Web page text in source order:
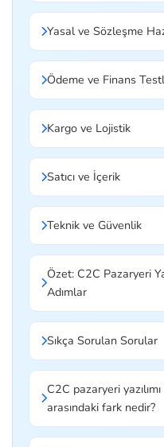
Yasal ve Sözleşme
Ödeme ve Finans
Kargo ve Lojistik
Satıcı ve İçerik
Teknik ve Güvenlik
Özet: C2C Pazaryeri
Adımlar
Sıkça Sorulan Sorular
C2C pazaryeri
arasındaki fark nedir?